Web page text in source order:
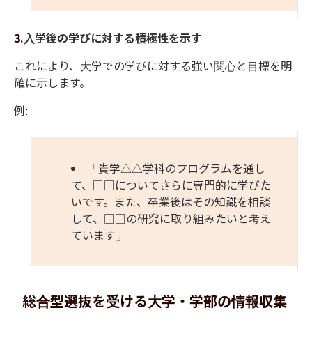
3.入学後の学びに対する積極性を示す
これにより、 大学での学びに対する強い関心と目標を明
確に示します。
例:
「貴学△△学科のプログラムを通し
て、 □□についてさらに専門的に学びた
いです。また、卒業後はその知識を相談
して、 □□の研究に取り組みたいと考え
ています」
総合型選抜を受ける大学・学部の情報収集